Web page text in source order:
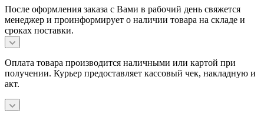
После оформления заказа с Вами в рабочий день свяжется
менеджер и проинформирует о наличии товара на складе и
сроках поставки.
Оплата товара производится наличными или картой при
получении. Курьер предоставляет кассовый чек, накладную и
акт.